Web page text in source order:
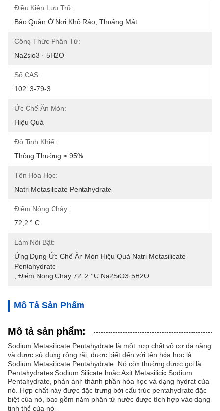
Điều Kiện Lưu Trữ:
Bảo Quản Ở Nơi Khô Ráo, Thoáng Mát
Công Thức Phân Tử:
Na2sio3 · 5H2O
Số CAS:
10213-79-3
Ức Chế Ăn Mòn:
Hiệu Quả
Độ Tinh Khiết:
Thông Thường ≥ 95%
Tên Hóa Học:
Natri Metasilicate Pentahydrate
Điểm Nóng Chảy:
72,2 ° C.
Làm Nổi Bật:
Ứng Dụng Ức Chế Ăn Mòn Hiệu Quả Natri Metasilicate
Pentahydrate
Điểm Nóng Chảy 72 2 °C Na2SiO3·5H2O
Mô Tả Sản Phẩm
Mô tả sản phẩm:
Sodium Metasilicate Pentahydrate là một hợp chất vô cơ đa năng
và được sử dụng rộng rãi, được biết đến với tên hóa học là
Sodium Metasilicate Pentahydrate. Nó còn thường được gọi là
Pentahydrates Sodium Silicate hoặc Axit Metasilicic Sodium
Pentahydrate, phản ánh thành phần hóa học và dạng hydrat của
nó. Hợp chất này được đặc trưng bởi cấu trúc pentahydrate đặc
biệt của nó, bao gồm năm phân tử nước được tích hợp vào dạng
tinh thể của nó.